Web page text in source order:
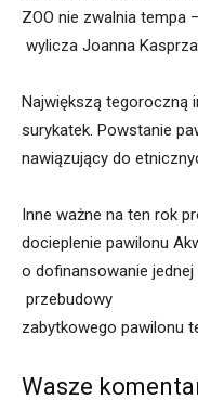
ZOO nie zwalnia tempa –
wylicza Joanna
Największą tegoroczną
surykatek. Powstanie
nawiązujący do
Inne ważne na ten rok
docieplenie pawilonu
o dofinansowanie jednej
przebudowy
zabytkowego pawilonu t
Wasze